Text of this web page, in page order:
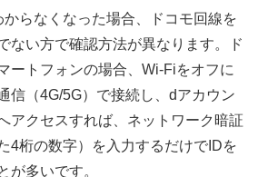
らなくなった場合、ドコモ回線を
ない方で確認方法が異なります。ド
ートフォンの場合、Wi-Fiをオフに
信（4G/5G）で接続し、dアカウン
アクセスすれば、ネットワーク暗証
4桁の数字）を入力するだけでIDを
が多いです。